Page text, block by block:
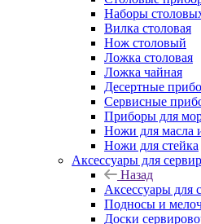
Наборы
Вилка столовая
Нож столовый
Ложка столовая
Ложка чайная
Десертные
Сервисные
Приборы для
Ножи для масла
Ножи для стейка
Аксессуары для
Назад
Аксессуары для
Подносы и
Доски